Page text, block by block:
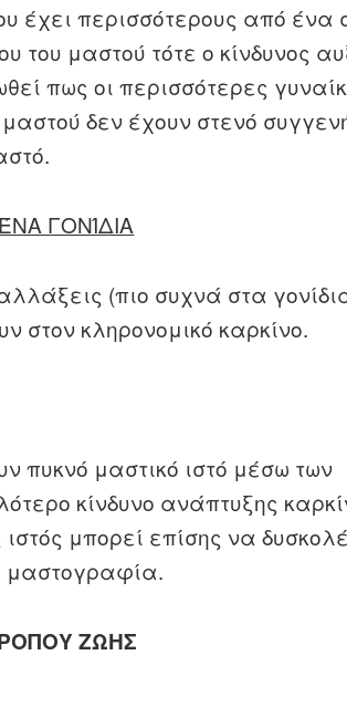
έχει περισσότερους από ένα
του μαστού τότε ο κίνδυνος
πως οι περισσότερες
δεν έχουν στενό
ΓΟΝΊΔΙΑ
(πιο συχνά στα
στον κληρονομικό καρκίνο.
πυκνό μαστικό ιστό μέσω των
κίνδυνο ανάπτυξης
μπορεί επίσης να
μαστογραφία.
ΖΩΗΣ